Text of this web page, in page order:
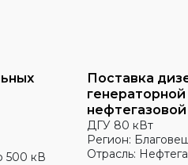
500 кВ
Поставка
ДГУ 80 кВт
Регион:
Отрасль: